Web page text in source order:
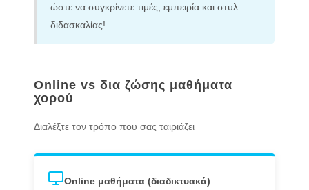
ώστε να συγκρίνετε τιμές, εμπειρία και στυλ
διδασκαλίας!
Online vs δια ζώσης μαθήματα
χορού
Διαλέξτε τον τρόπο που σας ταιριάζει
Online μαθήματα (διαδικτυακά)